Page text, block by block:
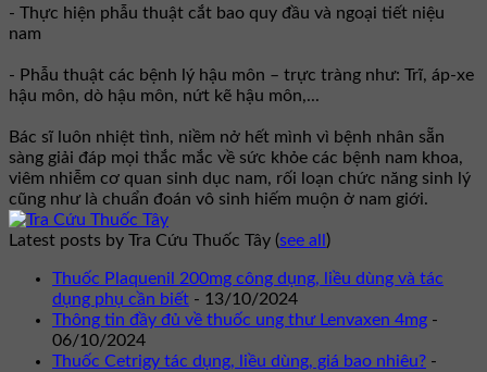
- Thực hiện phẫu thuật cắt bao quy đầu và ngoại tiết niệu
nam
- Phẫu thuật các bệnh lý hậu môn – trực tràng như: Trĩ, áp-xe
hậu môn, dò hậu môn, nứt kẽ hậu môn,...
Bác sĩ luôn nhiệt tình, niềm nở hết mình vì bệnh nhân sẵn
sàng giải đáp mọi thắc mắc về sức khỏe các bệnh nam khoa,
viêm nhiễm cơ quan sinh dục nam, rối loạn chức năng sinh lý
cũng như là chuẩn đoán vô sinh hiếm muộn ở nam giới.
Latest posts by Tra Cứu Thuốc Tây (see all )
Thuốc Plaquenil 200mg công dụng, liều dùng và tác
dụng phụ cần biết - 13/10/2024
Thông tin đầy đủ về thuốc ung thư Lenvaxen 4mg -
06/10/2024
Thuốc Cetrigy tác dụng, liều dùng, giá bao nhiêu? -